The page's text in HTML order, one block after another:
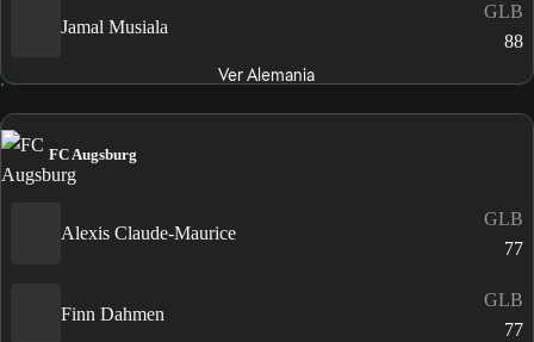
Jamal Musiala
GLB
88
Ver Alemania
FC Augsburg
Alexis Claude-Maurice
GLB
77
Finn Dahmen
GLB
77